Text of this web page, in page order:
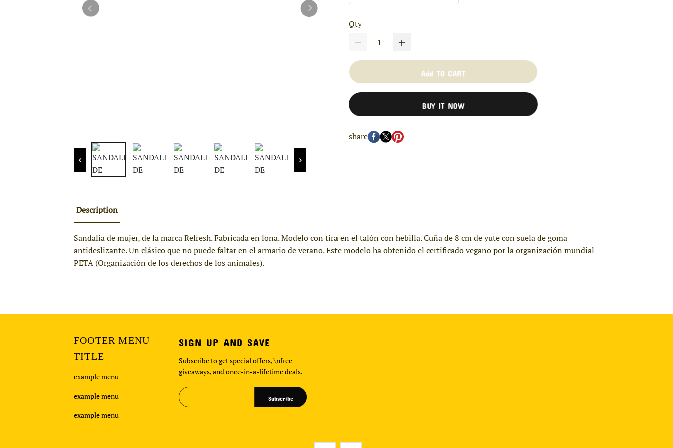
Qty
Add TO CART
BUY IT NOW
share
Description
Sandalia de mujer, de la marca Refresh. Fabricada en lona. Modelo con tira en el talón con hebilla. Cuña de 8 cm de yute con suela de goma
antideslizante. Un clásico que no puede faltar en el armario de verano. Este modelo ha obtenido el certificado vegano por la organización mundial
PETA (Organización de los derechos de los animales).
FOOTER MENU
TITLE
example menu
example menu
example menu
SIGN UP AND SAVE
Subscribe to get special offers, \nfree
giveaways, and once-in-a-lifetime deals.
Subscribe